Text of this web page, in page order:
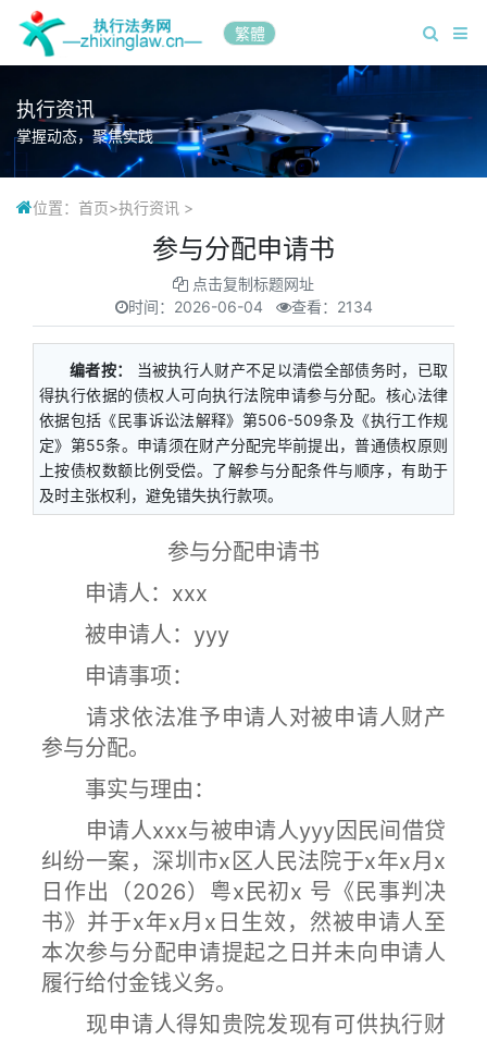
繁體
执行资讯
掌握动态，聚焦实践
位置： 首页>执行资讯 >
参与分配申请书
点击复制标题网址
时间： 2026-06-04 查看：2134
编者按：
当被执行人财产不足以清偿全部债务时，已取
得执行依据的债权人可向执行法院申请参与分配。核心法律
依据包括《民事诉讼法解释》第506-509条及《执行工作规
定》第55条。申请须在财产分配完毕前提出，普通债权原则
上按债权数额比例受偿。了解参与分配条件与顺序，有助于
及时主张权利，避免错失执行款项。
参与分配申请书
申请人：xxx
被申请人：yyy
申请事项：
请求依法准予申请人对被申请人财产
参与分配。
事实与理由：
申请人xxx与被申请人yyy因民间借贷
纠纷一案，深圳市x区人民法院于x年x月x
日作出（2026）粤x民初x 号《民事判决
书》并于x年x月x日生效，然被申请人至
本次参与分配申请提起之日并未向申请人
履行给付金钱义务。
现申请人得知贵院发现有可供执行财